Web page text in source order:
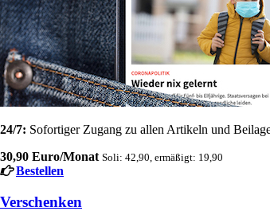
24/7: Sofortiger Zugang zu allen Artikeln und
30,90 Euro/Monat Soli: 42,90, ermäßigt: 19,90
Bestellen
Verschenken